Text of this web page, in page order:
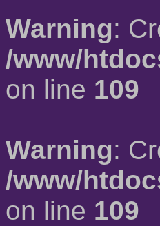
Warning:
/www/
on line 109
Warning:
/www/
on line 109